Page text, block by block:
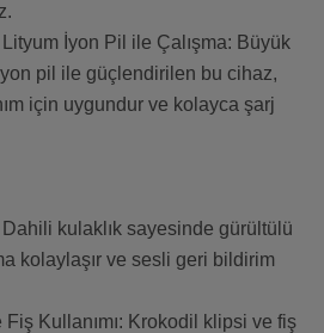
İyon Pil ile Çalışma: Büyük
pil ile güçlendirilen bu cihaz,
için uygundur ve kolayca şarj
Dahili kulaklık sayesinde gürültülü
kolaylaşır ve sesli geri bildirim
Kullanımı: Krokodil klipsi ve fiş